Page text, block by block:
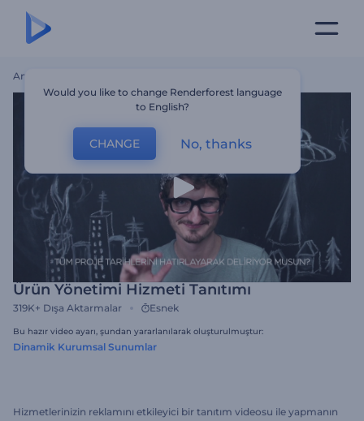
Ana Sayfa
Ürün Yönetimi Hizmeti Tanıtımı
319K+ Dışa Aktarmalar Esnek
Bu hazır video ayarı, şundan yararlanılarak oluşturulmuştur:
Dinamik Kurumsal Sunumlar
Hizmetlerinizin reklamını etkileyici bir tanıtım videosu ile yapmanın
Would you like to change Renderforest language
to English?
CHANGE No, thanks